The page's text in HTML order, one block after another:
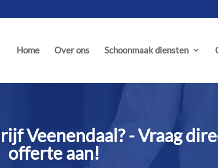
Home Over ons Schoonmaak diensten
Veenendaal? - Vraag
offerte aan!